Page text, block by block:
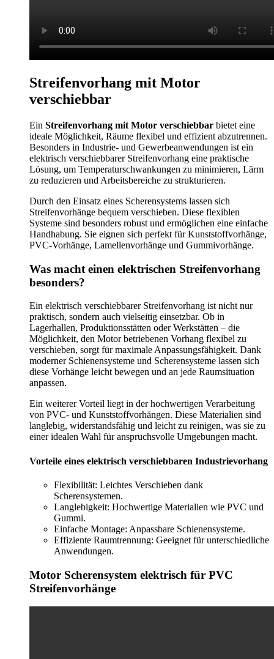
Streifenvorhang mit Motor
verschiebbar
Ein Streifenvorhang mit Motor verschiebbar bietet eine
ideale Möglichkeit, Räume flexibel und effizient abzutrennen.
Besonders in Industrie- und Gewerbeanwendungen ist ein
elektrisch verschiebbarer Streifenvorhang eine praktische
Lösung, um Temperaturschwankungen zu minimieren, Lärm
zu reduzieren und Arbeitsbereiche zu strukturieren.
Durch den Einsatz eines Scherensystems lassen sich
Streifenvorhänge bequem verschieben. Diese flexiblen
Systeme sind besonders robust und ermöglichen eine einfache
Handhabung. Sie eignen sich perfekt für Kunststoffvorhänge,
PVC-Vorhänge, Lamellenvorhänge und Gummivorhänge.
Was macht einen elektrischen Streifenvorhang
besonders?
Ein elektrisch verschiebbarer Streifenvorhang ist nicht nur
praktisch, sondern auch vielseitig einsetzbar. Ob in
Lagerhallen, Produktionsstätten oder Werkstätten – die
Möglichkeit, den Motor betriebenen Vorhang flexibel zu
verschieben, sorgt für maximale Anpassungsfähigkeit. Dank
moderner Schienensysteme und Scherensysteme lassen sich
diese Vorhänge leicht bewegen und an jede Raumsituation
anpassen.
Ein weiterer Vorteil liegt in der hochwertigen Verarbeitung
von PVC- und Kunststoffvorhängen. Diese Materialien sind
langlebig, widerstandsfähig und leicht zu reinigen, was sie zu
einer idealen Wahl für anspruchsvolle Umgebungen macht.
Vorteile eines elektrisch verschiebbaren Industrievorhang
Flexibilität: Leichtes Verschieben dank
Scherensystemen.
Langlebigkeit: Hochwertige Materialien wie PVC und
Gummi.
Einfache Montage: Anpassbare Schienensysteme.
Effiziente Raumtrennung: Geeignet für unterschiedliche
Anwendungen.
Motor Scherensystem elektrisch für PVC
Streifenvorhänge